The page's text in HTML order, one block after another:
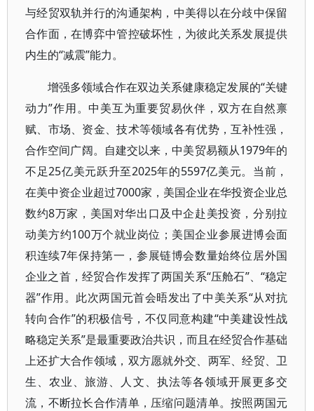
与经贸双轨并行的沟通架构，中美得以在分歧中保留
合作面，在博弈中管控破坏性，为彼此关系发展提供
内生的“减震”能力。
增强多领域合作在双边关系健康稳定发展的“关键
动力”作用。中美互为重要贸易伙伴，双方在自然禀
赋、市场、资金、技术等领域各有优势，互补性强，
合作空间广阔。自建交以来，中美贸易额从1979年的
不足25亿美元跃升至2025年的5597亿美元。当前，
在美中资企业超过7000家，美国企业在华投资企业总
数约8万家，美国对华出口及中企赴美投资，分别拉
动美方约100万个就业岗位；美国企业参展进博会面
积连续7年保持第一，参展链博会数量始终位居外国
企业之首，经贸合作发挥了两国关系“压舱石”、“稳定
器”作用。此次两国元首会晤发出了中美关系“从对抗
转向合作”的积极信号，不仅同意构建“中美建设性战
略稳定关系”是最重要政治共识，而且在经贸合作基础
上还扩大合作领域，双方愿就外交、两军、经贸、卫
生、农业、旅游、人文、执法等各领域开展更多交
流，不断拉长合作清单，压缩问题清单。按照两国元